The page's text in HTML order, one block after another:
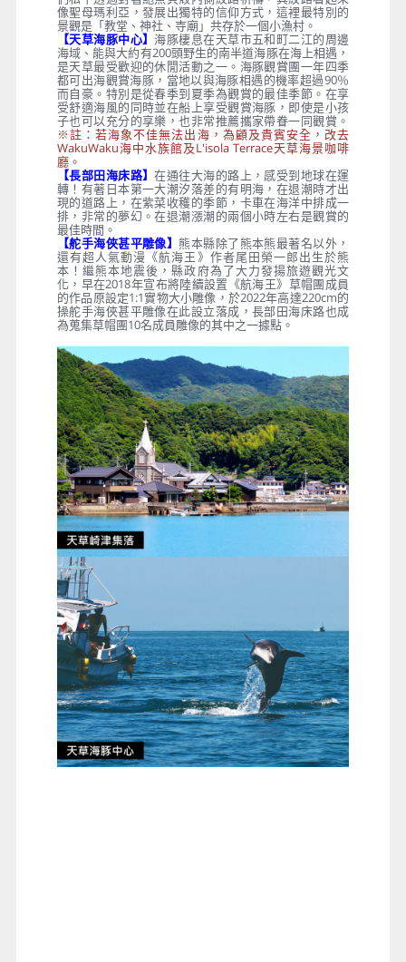
像聖母瑪利亞，發展出獨特的信仰方式，這裡最特別的
景觀是「教堂、神社、寺廟」共存於一個小漁村。
【天草海豚中心】 海豚棲息在天草市五和町二江的周邊
海域、能與大約有200頭野生的南半道海豚在海上相遇，
是天草最受歡迎的休閒活動之一。海豚觀賞團一年四季
都可出海觀賞海豚，當地以與海豚相遇的機率超過90％
而自豪。特別是從春季到夏季為觀賞的最佳季節。在享
受舒適海風的同時並在船上享受觀賞海豚，即使是小孩
子也可以充分的享樂，也非常推薦攜家帶眷一同觀賞。
※註：若海象不佳無法出海，為顧及貴賓安全，改去
WakuWaku海中水族館及L'isola Terrace天草海景咖啡
廳。
【長部田海床路】在通往大海的路上，感受到地球在運
轉！有著日本第一大潮汐落差的有明海，在退潮時才出
現的道路上，在紫菜收穫的季節，卡車在海洋中排成一
排，非常的夢幻。在退潮漲潮的兩個小時左右是觀賞的
最佳時間。
【舵手海俠甚平雕像】 熊本縣除了熊本熊最著名以外，
還有超人氣動漫《航海王》作者尾田榮一郎出生於熊
本！繼熊本地震後，縣政府為了大力發揚旅遊觀光文
化，早在2018年宣布將陸續設置《航海王》草帽團成員
的作品原設定1:1實物大小雕像，於2022年高達220cm的
操舵手海俠甚平雕像在此設立落成，長部田海床路也成
為蒐集草帽團10名成員雕像的其中之一據點。